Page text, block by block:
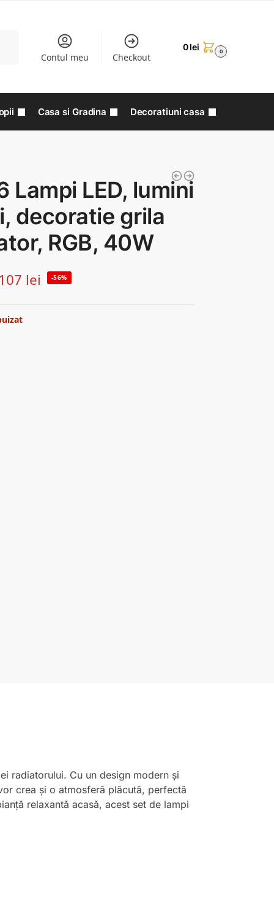
Contul meu Checkout
0lei 0
Casa si Gradina Decoratiuni casa
Lampi LED, lumini
decoratie grila
RGB, 40W
107 lei -56%
radiatorului. Cu un design modern și
crea și o atmosferă plăcută, perfectă
relaxantă acasă, acest set de lampi